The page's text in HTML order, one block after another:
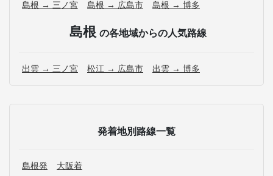
島根 → 三ノ宮 島根 → 広島市 島根 → 博多
島根 の各地域からの人気路線
出雲 → 三ノ宮 松江 → 広島市 出雲 → 博多
発着地別路線一覧
島根発 大阪着